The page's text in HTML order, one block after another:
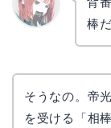
棒
そうなの。帝
を受ける「相